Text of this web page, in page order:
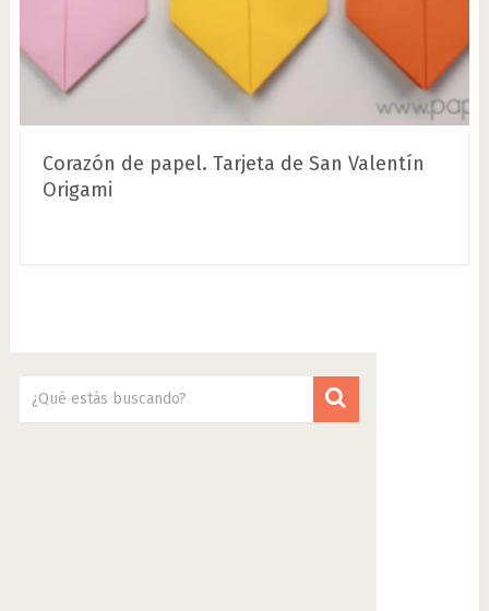
Corazón de papel. Tarjeta de San Valentín
Origami